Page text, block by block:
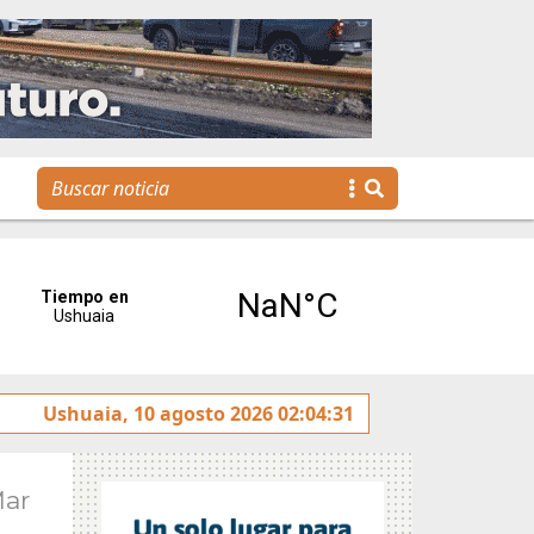
50° aniversario del Centro Invernal Tierra Mayor
Ushuaia, 10 agosto 2026 02:04:31